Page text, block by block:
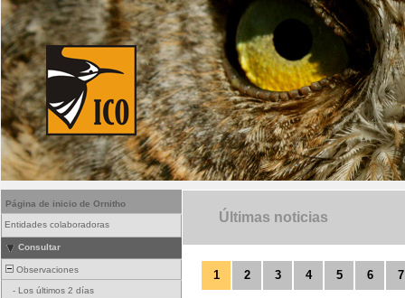
Página de inicio de Ornitho
Entidades colaboradoras
Consultar
Observaciones
- Los últimos 2 días
Últimas noticias
1 2 3 4 5 6 7